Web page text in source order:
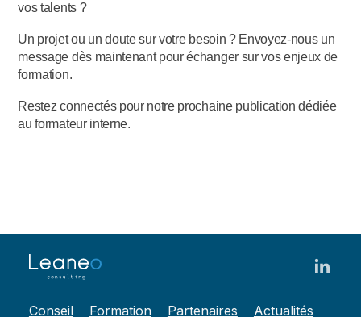
vos talents ?
Un projet ou un doute sur votre besoin ? Envoyez-nous un
message dès maintenant pour échanger sur vos enjeux de
formation.
Restez connectés pour notre prochaine publication dédiée
au formateur interne.
Conseil Formation Partenaires Actualités